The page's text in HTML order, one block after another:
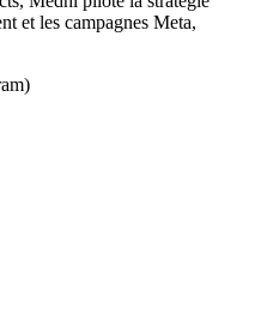
et les campagnes Meta,